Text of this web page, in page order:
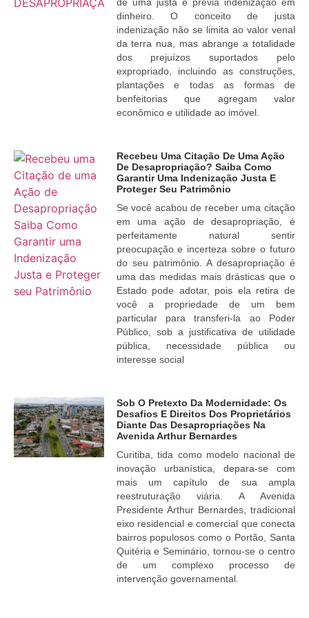
dinheiro. O conceito de justa
indenização não se limita ao valor venal
da terra nua, mas abrange a totalidade
dos prejuízos suportados pelo
expropriado, incluindo as construções,
plantações e todas as formas de
benfeitorias que agregam valor
econômico e utilidade ao imóvel.
Recebeu Uma Citação De Uma Ação
De Desapropriação? Saiba Como
Garantir Uma Indenização Justa E
Proteger Seu Patrimônio
Se você acabou de receber uma citação
em uma ação de desapropriação, é
perfeitamente natural sentir
preocupação e incerteza sobre o futuro
do seu patrimônio. A desapropriação é
uma das medidas mais drásticas que o
Estado pode adotar, pois ela retira de
você a propriedade de um bem
particular para transferi-la ao Poder
Público, sob a justificativa de utilidade
pública, necessidade pública ou
interesse social
Sob O Pretexto Da Modernidade: Os
Desafios E Direitos Dos Proprietários
Diante Das Desapropriações Na
Avenida Arthur Bernardes
Curitiba, tida como modelo nacional de
inovação urbanística, depara-se com
mais um capítulo de sua ampla
reestruturação viária. A Avenida
Presidente Arthur Bernardes, tradicional
eixo residencial e comercial que conecta
bairros populosos como o Portão, Santa
Quitéria e Seminário, tornou-se o centro
de um complexo processo de
intervenção governamental.